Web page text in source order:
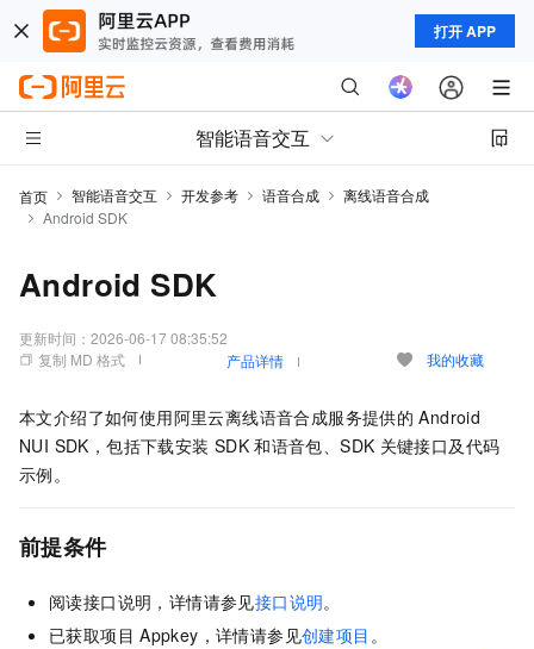
打开 APP
智能语音交互
首页 智能语音交互 开发参考 语音合成
离线语音合成
Android SDK
Android SDK
更新时间： 2026-06-17 08:35:52
复制 MD 格式
产品详情 我的收藏
本文介绍了如何使用阿里云离线语音合成服务提供的 Android
NUI SDK，包括下载安装 SDK 和语音包、SDK 关键接口及代码
示例。
前提条件
阅读接口说明，详情请参见接口说明。
已获取项目 Appkey，详情请参见创建项目 。